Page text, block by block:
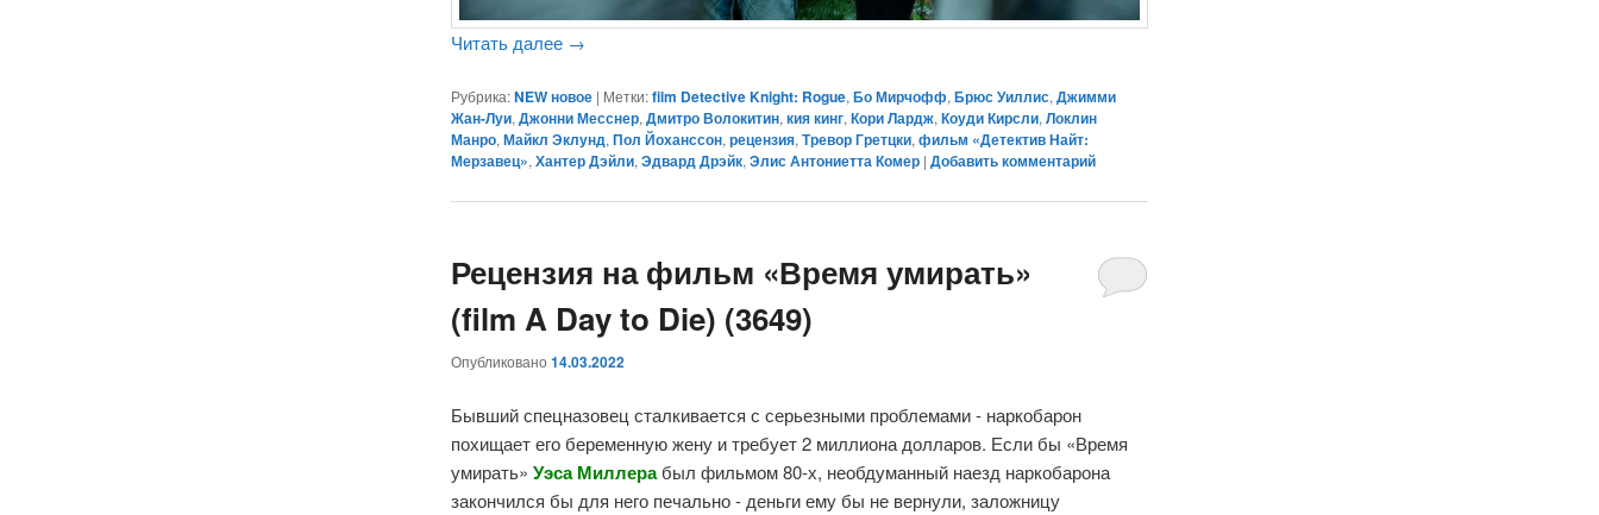
Читать далее →
Рубрика: NEW новое | Метки: film Detective Knight: Rogue,Бо Мирчофф,Брюс Уиллис,Джимми
Жан-Луи,Джонни Месснер,Дмитро Волокитин,кия кинг,Кори Лардж,Коуди Кирсли,Локлин
Манро,Майкл Эклунд,Пол Йоханссон,рецензия,Тревор Гретцки,фильм «Детектив Найт:
Мерзавец»,Хантер Дэйли,Эдвард Дрэйк,Элис Антониетта Комер |Добавить комментарий
Рецензия на фильм «Время умирать»
(film A Day to Die) (3649)
Опубликовано14.03.2022
Бывший спецназовец сталкивается с серьезными проблемами - наркобарон
похищает его беременную жену и требует 2 миллиона долларов. Если бы «Время
умирать»Уэса Миллерабыл фильмом 80-х, необдуманный наезд наркобарона
закончился бы для него печально - деньги ему бы не вернули, заложницу